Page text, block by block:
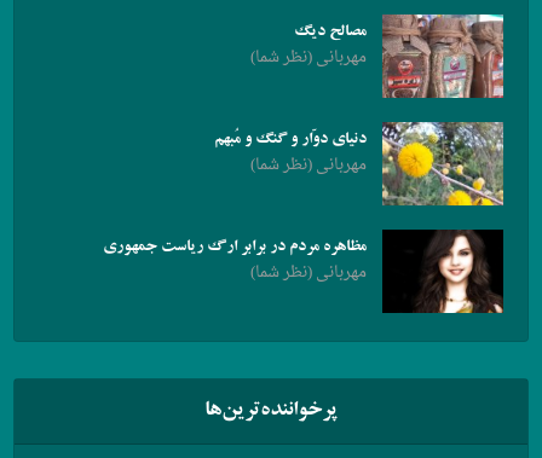
مصالح دیگ
مهربانی (نظر شما)
دنیای دوّار و گنگ و مُبهم
مهربانی (نظر شما)
مظاهره مردم در برابر ارگ ریاست جمهوری
مهربانی (نظر شما)
پرخواننده‌ترین‌ها